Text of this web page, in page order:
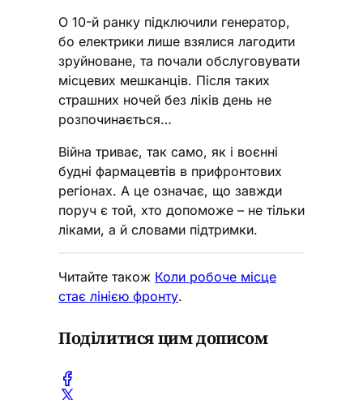
О 10-й ранку підключили генератор,
бо електрики лише взялися лагодити
зруйноване, та почали обслуговувати
місцевих мешканців. Після таких
страшних ночей без ліків день не
розпочинається…
Війна триває, так само, як і воєнні
будні фармацевтів в прифронтових
регіонах. А це означає, що завжди
поруч є той, хто допоможе – не тільки
ліками, а й словами підтримки.
Читайте також Коли робоче місце
стає лінією фронту.
Поділитися цим дописом